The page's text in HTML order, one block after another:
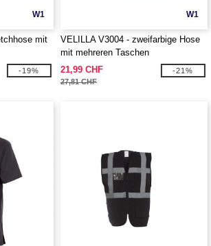
W1
mit
-19%
W1
VELILLA V3004 - zweifarbige Hose
mit mehreren Taschen
21,99 CHF
27,81 CHF
-21%